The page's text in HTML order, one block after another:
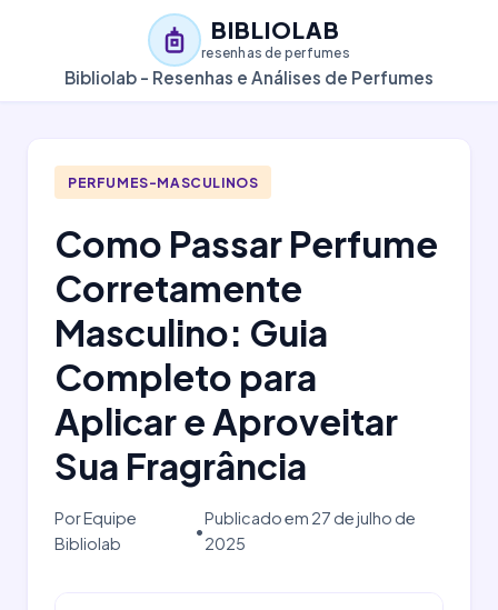
BIBLIOLAB
resenhas de perfumes
Bibliolab - Resenhas e Análises de Perfumes
PERFUMES-MASCULINOS
Como Passar Perfume
Corretamente
Masculino: Guia
Completo para
Aplicar e Aproveitar
Sua Fragrância
Por Equipe
Bibliolab
•
Publicado em 27 de julho de
2025